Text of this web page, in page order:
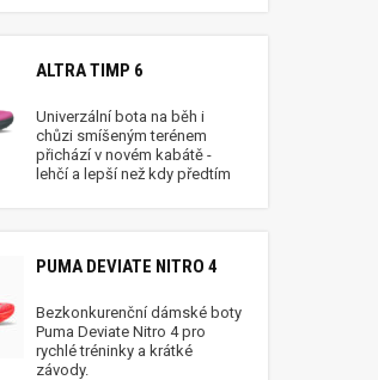
ALTRA TIMP 6
Univerzální bota na běh i
chůzi smíšeným terénem
přichází v novém kabátě -
lehčí a lepší než kdy předtím
PUMA DEVIATE NITRO 4
Bezkonkurenční dámské boty
Puma Deviate Nitro 4 pro
rychlé tréninky a krátké
závody.